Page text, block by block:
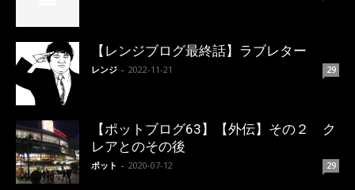
【レンジブログ最終話】ラブレター
レンジ - 2022-11-21 29
【ポットブログ63】【外伝】その２ ク
レアとのその後
ポット - 2020-07-12 29